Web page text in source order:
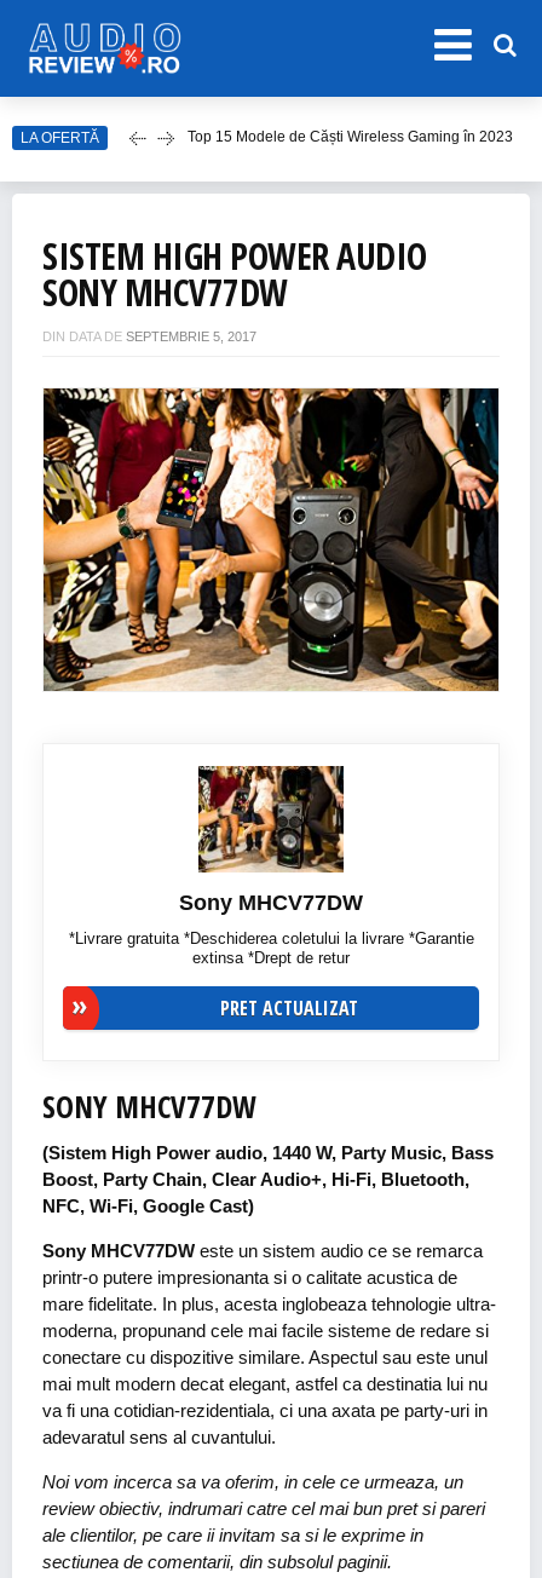
LA OFERTĂ Top 10 Modele de Amplificator Audio
Top 15 Cele Mai Bune Boxe Portabile
Top 15 Modele de Căști Wireless Gaming în 2023
SISTEM HIGH POWER AUDIO
SONY MHCV77DW
DIN DATA DE SEPTEMBRIE 5, 2017
Sony MHCV77DW
*Livrare gratuita *Deschiderea coletului la livrare *Garantie
extinsa *Drept de retur
PRET ACTUALIZAT
SONY MHCV77DW
(Sistem High Power audio, 1440 W, Party Music, Bass
Boost, Party Chain, Clear Audio+, Hi-Fi, Bluetooth,
NFC, Wi-Fi, Google Cast)
Sony MHCV77DW este un sistem audio ce se remarca
printr-o putere impresionanta si o calitate acustica de
mare fidelitate. In plus, acesta inglobeaza tehnologie ultra-
moderna, propunand cele mai facile sisteme de redare si
conectare cu dispozitive similare. Aspectul sau este unul
mai mult modern decat elegant, astfel ca destinatia lui nu
va fi una cotidian-rezidentiala, ci una axata pe party-uri in
adevaratul sens al cuvantului.
Noi vom incerca sa va oferim, in cele ce urmeaza, un
review obiectiv, indrumari catre cel mai bun pret si pareri
ale clientilor, pe care ii invitam sa si le exprime in
sectiunea de comentarii, din subsolul paginii.